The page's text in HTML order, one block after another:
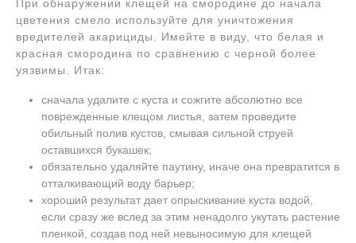
При обнаружении клещей на смородине до начала
цветения смело используйте для уничтожения
вредителей акарициды. Имейте в виду, что белая и
красная смородина по сравнению с черной более
уязвимы. Итак:
сначала удалите с куста и сожгите абсолютно все
поврежденные клещом листья, затем проведите
обильный полив кустов, смывая сильной струей
оставшихся букашек;
обязательно удаляйте паутину, иначе она превратится в
отталкивающий воду барьер;
хороший результат дает опрыскивание куста водой,
если сразу же вслед за этим ненадолго укутать растение
пленкой, создав под ней невыносимую для клещей